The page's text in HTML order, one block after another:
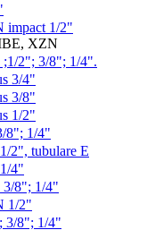
impact 1/2"
XZN
;1/2"; 3/8"; 1/4".
3/4"
3/8"
1/2"
8"; 1/4"
2", tubulare E
4"
8"; 1/4"
1/2"
3/8"; 1/4"